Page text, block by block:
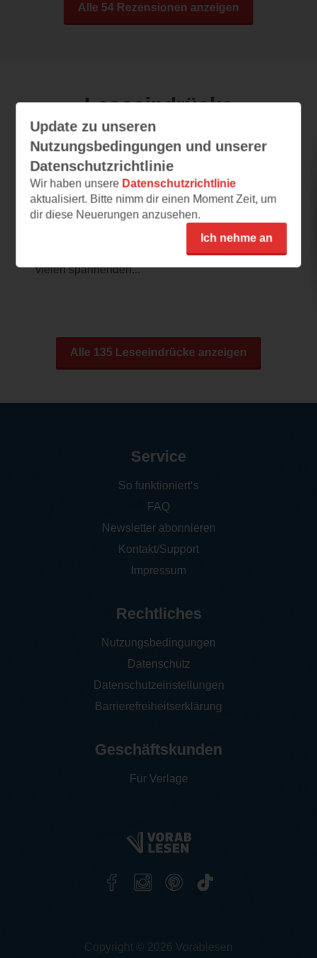
Alle 54 Rezensionen anzeigen
Leseeindrücke
tiptoi® Wieso? Weshalb? Warum? -
Faszinierende Fahrzeuge
25.07.2026 – 00:09
Spannendes Fahrzeugbuch
tiptoi® Wieso? Weshalb? Warum? –
Faszinierende Fahrzeuge begeistert mit
vielen spannenden...
Alle 135 Leseeindrücke anzeigen
Update zu unseren
Nutzungsbedingungen und unserer
Datenschutzrichtlinie
Wir haben unsere Datenschutzrichtlinie
aktualisiert. Bitte nimm dir einen Moment Zeit, um
dir diese Neuerungen anzusehen.
Ich nehme an
Service
So funktioniert‘s
FAQ
Newsletter abonnieren
Kontakt/Support
Impressum
Rechtliches
Nutzungsbedingungen
Datenschutz
Datenschutzeinstellungen
Barrierefreiheitserklärung
Geschäftskunden
Für Verlage
Copyright © 2026 Vorablesen